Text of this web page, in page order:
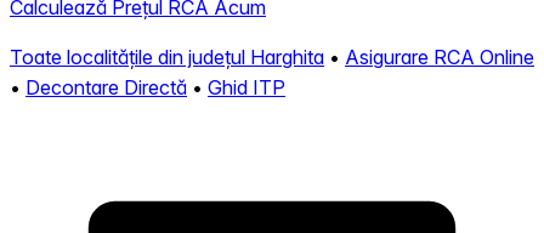
Calculează Prețul RCA Acum
Toate localitățile din județul Harghita • Asigurare RCA Online
• Decontare Directă • Ghid ITP